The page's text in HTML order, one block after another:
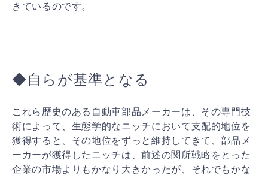
きているのです。
◆自らが基準となる
これら歴史のある自動車部品メーカーは、その専門技
術に よって、生態学的なニッチにおいて支配的地位を
獲得する と、その地位をずっと維持してきて、部品メ
ーカーが獲得 したニッチは、前述の関所戦略をとった
企業の市場よりもかなり大きかったが、それでもかな